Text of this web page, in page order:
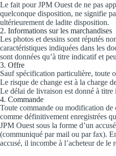
Le fait pour JPM Ouest de ne pas
quelconque disposition, ne signifie
ultérieurement de ladite disposition.
2. Informations sur les marchandises
Les photos et dessins sont réputés
caractéristiques indiquées dans les
sont données qu’à titre indicatif et
3. Offre
Sauf spécification particulière, toute
Le risque de change est à la charge
Le délai de livraison est donné à titre
4. Commande
Toute commande ou modification de
comme définitivement enregistrées
JPM Ouest sous la forme d’un
(communiqué par mail ou par fax).
accusé, il incombe à l’acheteur de le